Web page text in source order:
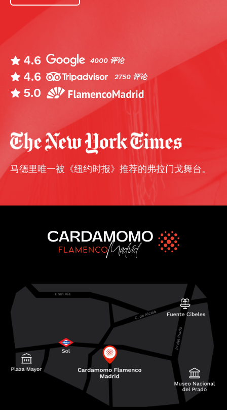
4.6 4000 评论
4.6 2750 评论
5.0
马德里唯一被《纽约时报》推荐的弗拉门戈舞台。